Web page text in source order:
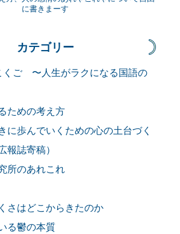
に書きまーす
カテゴリー
くご 〜人生がラクになる国語の
ための考え方
に歩んでいくための心の土台づく
報誌寄稿）
所のあれこれ
さはどこからきたのか
る鬱の本質